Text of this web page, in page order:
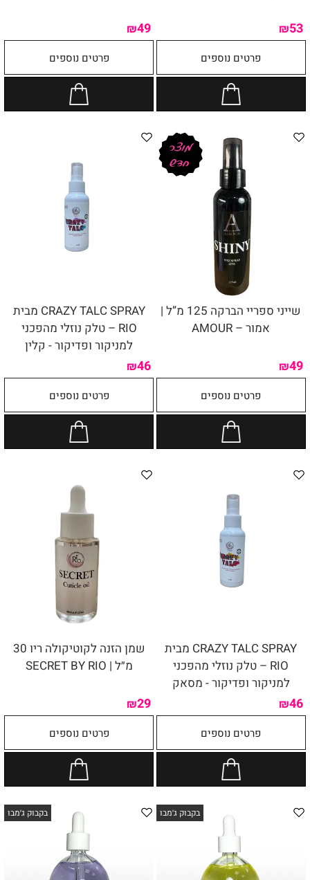
₪53
פרטים נוספים
₪49
פרטים נוספים
שייני ספריי הברקה 125 מ”ל |
אמור – AMOUR
₪49
פרטים נוספים
CRAZY TALC SPRAY מבית
RIO – טלק נוזלי מהפכני
למניקור ופדיקור - קלין
₪46
פרטים נוספים
CRAZY TALC SPRAY מבית
RIO – טלק נוזלי מהפכני
למניקור ופדיקור - מסאק
₪46
פרטים נוספים
שמן הזנה לקוטיקולה ריו 30
מ״ל | SECRET BY RIO
₪29
פרטים נוספים
בקבוק ג׳מבו בקבוק ג׳מבו